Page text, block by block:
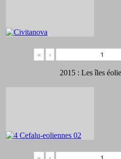
« ‹
2015 : Les îles